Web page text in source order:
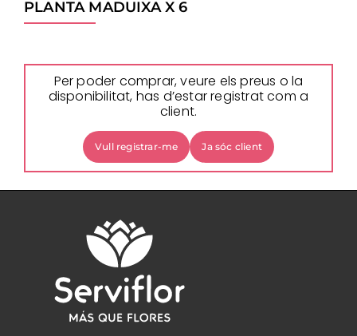
PLANTA MADUIXA X 6
Per poder comprar, veure els preus o la
disponibilitat, has d’estar registrat com a
client.
Vull registrar-me Ja sóc client